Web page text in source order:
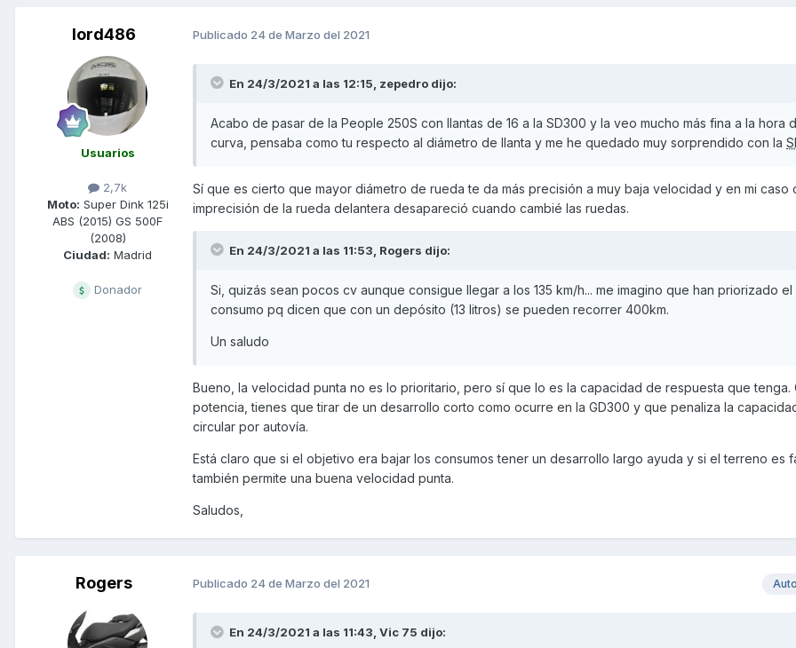
300. Para esta cilindrada sí valoraría una ruedas de mayor diámetro a las que trae mi moto (14 y 13) y
algunas 300 equivalentes en parte ciclo a las 125 (cruisym,superdink...). Son consideraciones mias,
en mi experiencia en inseguridades en el tren delantero de mi moto de las que ya he hablado, y que
tampoco pueden tener que ver únicamente con el diametro de la rueda. Con esto quiero decir que
tuviese unos diametros de 15 y 14 (en lugar de 14 y 13) quizás la estudiará algo más...
lord486
Usuarios
2,7k
Moto: Super Dink 125i
ABS (2015) GS 500F
(2008)
Ciudad: Madrid
Donador
Publicado 24 de Marzo del 2021
En 24/3/2021 a las 12:15, zepedro dijo:
Acabo de pasar de la People 250S con llantas de 16 a la SD300 y la veo mucho más fina a la hora
curva, pensaba como tu respecto al diámetro de llanta y me he quedado muy sorprendido con la
Sí que es cierto que mayor diámetro de rueda te da más precisión a muy baja velocidad y en mi caso
imprecisión de la rueda delantera desapareció cuando cambié las ruedas.
En 24/3/2021 a las 11:53, Rogers dijo:
Si, quizás sean pocos cv aunque consigue llegar a los 135 km/h... me imagino que han priorizado el
consumo pq dicen que con un depósito (13 litros) se pueden recorrer 400km.
Un saludo
Bueno, la velocidad punta no es lo prioritario, pero sí que lo es la capacidad de respuesta que tenga.
potencia, tienes que tirar de un desarrollo corto como ocurre en la GD300 y que penaliza la
circular por autovía.
Está claro que si el objetivo era bajar los consumos tener un desarrollo largo ayuda y si el terreno es
también permite una buena velocidad punta.
Saludos,
Rogers Publicado 24 de Marzo del 2021
En 24/3/2021 a las 11:43, Vic 75 dijo: